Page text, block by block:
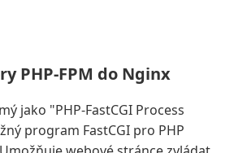
PHP-FPM do Nginx
jako "PHP-FastCGI Process
program FastCGI pro PHP